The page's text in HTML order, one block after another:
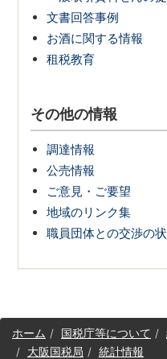
文書回答事例
お酒に関する情報
租税教育
その他の情報
調達情報
公売情報
ご意見・ご要望
地域のリンク集
職員団体との交渉の
サ
イホーム 国税庁等について
大阪国税局
統計情報